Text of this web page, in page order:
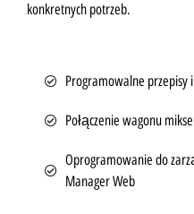
konkretnych potrzeb.
Programowalne przepisy i
Połączenie wagonu
Oprogramowanie do
Manager Web